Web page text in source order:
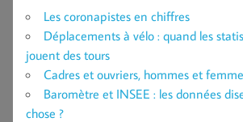
Les coronapistes en chiffres
Déplacements à vélo : quand les
jouent des tours
Cadres et ouvriers, hommes et
Baromètre et INSEE : les données
chose ?